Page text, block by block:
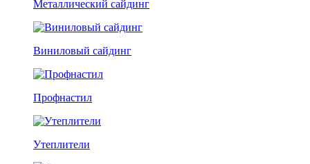
Металлический сайдинг
Виниловый сайдинг
Профнастил
Утеплители